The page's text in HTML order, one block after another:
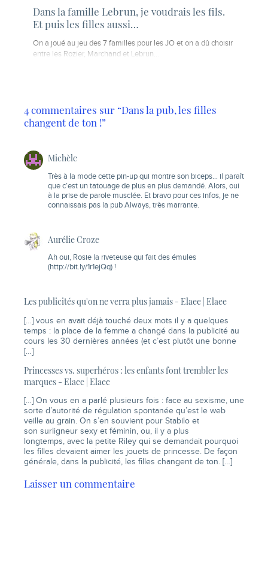
Dans la famille Lebrun, je voudrais les fils.
Et puis les filles aussi…
On a joué au jeu des 7 familles pour les JO et on a dû choisir
entre les Rozier, Marchand et Lebrun...
4 commentaires sur “Dans la pub, les filles
changent de ton !”
Michèle
Très à la mode cette pin-up qui montre son biceps… il paraît
que c’est un tatouage de plus en plus demandé. Alors, oui
à la prise de parole musclée. Et bravo pour ces infos, je ne
connaissais pas la pub Always, très marrante.
Aurélie Croze
Ah oui, Rosie la riveteuse qui fait des émules
(http://bit.ly/1r1ejQq) !
Les publicités qu'on ne verra plus jamais - Elaee | Elaee
[…] vous en avait déjà touché deux mots il y a quelques
temps : la place de la femme a changé dans la publicité au
cours les 30 dernières années (et c’est plutôt une bonne
[…]
Princesses vs. superhéros : les enfants font trembler les
marques - Elaee | Elaee
[…] On vous en a parlé plusieurs fois : face au sexisme, une
sorte d’autorité de régulation spontanée qu’est le web
veille au grain. On s’en souvient pour Stabilo et
son surligneur sexy et féminin, ou, il y a plus
longtemps, avec la petite Riley qui se demandait pourquoi
les filles devaient aimer les jouets de princesse. De façon
générale, dans la publicité, les filles changent de ton. […]
Laisser un commentaire